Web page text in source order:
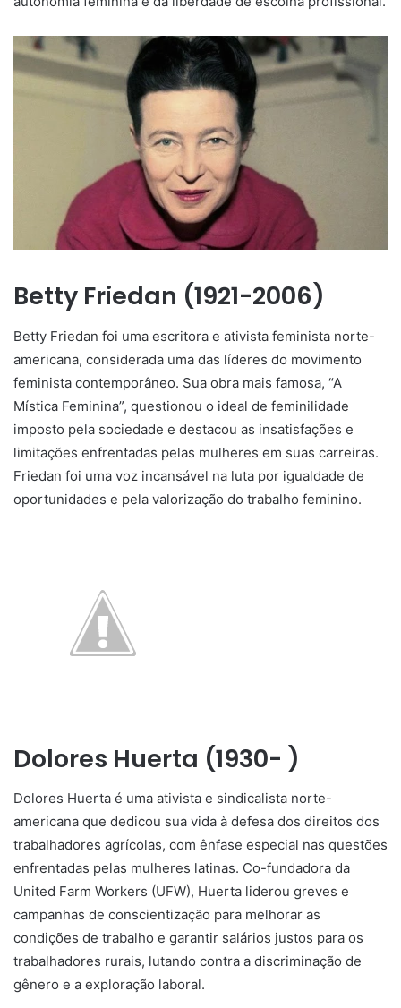
Betty Friedan (1921-2006)
Betty Friedan foi uma escritora e ativista feminista norte-
americana, considerada uma das líderes do movimento
feminista contemporâneo. Sua obra mais famosa, “A
Mística Feminina”, questionou o ideal de feminilidade
imposto pela sociedade e destacou as insatisfações e
limitações enfrentadas pelas mulheres em suas carreiras.
Friedan foi uma voz incansável na luta por igualdade de
oportunidades e pela valorização do trabalho feminino.
Dolores Huerta (1930- )
Dolores Huerta é uma ativista e sindicalista norte-
americana que dedicou sua vida à defesa dos direitos dos
trabalhadores agrícolas, com ênfase especial nas questões
enfrentadas pelas mulheres latinas. Co-fundadora da
United Farm Workers (UFW), Huerta liderou greves e
campanhas de conscientização para melhorar as
condições de trabalho e garantir salários justos para os
trabalhadores rurais, lutando contra a discriminação de
gênero e a exploração laboral.